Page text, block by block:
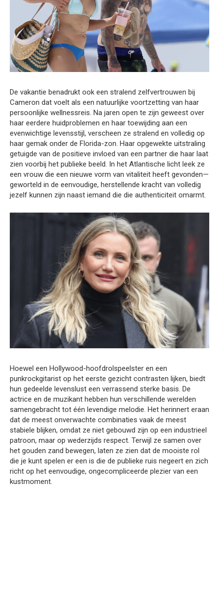
De vakantie benadrukt ook een stralend zelfvertrouwen bij
Cameron dat voelt als een natuurlijke voortzetting van haar
persoonlijke wellnessreis. Na jaren open te zijn geweest over
haar eerdere huidproblemen en haar toewijding aan een
evenwichtige levensstijl, verscheen ze stralend en volledig op
haar gemak onder de Florida-zon. Haar opgewekte uitstraling
getuigde van de positieve invloed van een partner die haar laat
zien voorbij het publieke beeld. In het Atlantische licht leek ze
een vrouw die een nieuwe vorm van vitaliteit heeft gevonden—
geworteld in de eenvoudige, herstellende kracht van volledig
jezelf kunnen zijn naast iemand die die authenticiteit omarmt.
Hoewel een Hollywood-hoofdrolspeelster en een
punkrockgitarist op het eerste gezicht contrasten lijken, biedt
hun gedeelde levenslust een verrassend sterke basis. De
actrice en de muzikant hebben hun verschillende werelden
samengebracht tot één levendige melodie. Het herinnert eraan
dat de meest onverwachte combinaties vaak de meest
stabiele blijken, omdat ze niet gebouwd zijn op een industrieel
patroon, maar op wederzijds respect. Terwijl ze samen over
het gouden zand bewegen, laten ze zien dat de mooiste rol
die je kunt spelen er een is die de publieke ruis negeert en zich
richt op het eenvoudige, ongecompliceerde plezier van een
kustmoment.